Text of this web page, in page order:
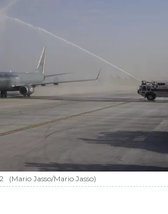
(Mario Jasso/Mario Jasso)